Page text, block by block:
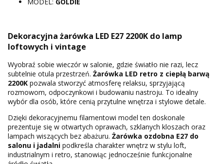
MODEL: GOLDIE
Dekoracyjna żarówka LED E27 2200K do lamp
loftowych i vintage
Wyobraź sobie wieczór w salonie, gdzie światło nie razi, lecz
subtelnie otula przestrzeń. Żarówka LED retro z ciepłą barwą
2200K pozwala stworzyć atmosferę relaksu, sprzyjającą
rozmowom, odpoczynkowi i budowaniu nastroju. To idealny
wybór dla osób, które cenią przytulne wnętrza i stylowe detale.
Dzięki dekoracyjnemu filamentowi model ten doskonale
prezentuje się w otwartych oprawach, szklanych kloszach oraz
lampach wiszących bez abażuru. Żarówka ozdobna E27 do
salonu i jadalni podkreśla charakter wnętrz w stylu loft,
industrialnym i retro, stanowiąc jednocześnie funkcjonalne